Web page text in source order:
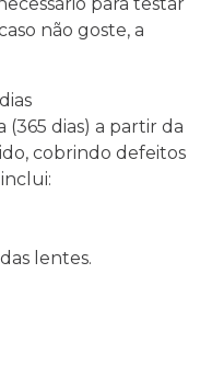
não goste, a
(365 dias) a partir da
cobrindo defeitos
lentes.